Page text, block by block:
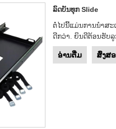
ລົດບັນທຸກ Slide
ຕໍ່​ໄປ​ນີ້​ແມ່ນ​ການ​ນໍາ​ສະ​
ດີກ​ວ່າ​. ຍິນດີຕ້ອນຮັບ
ອ່ານ​ຕື່ມ ສົ່ງສ